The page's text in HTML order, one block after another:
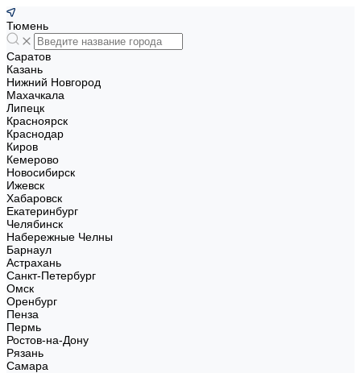
Тюмень
Саратов
Казань
Нижний Новгород
Махачкала
Липецк
Красноярск
Краснодар
Киров
Кемерово
Новосибирск
Ижевск
Хабаровск
Екатеринбург
Челябинск
Набережные Челны
Барнаул
Астрахань
Санкт-Петербург
Омск
Оренбург
Пенза
Пермь
Ростов-на-Дону
Рязань
Самара